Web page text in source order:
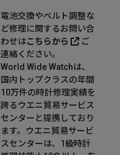
電池交換やベルト調整な
ど修理に関するお問い合
わせはこちらから
ご
連絡ください。
World Wide Watchは、
国内トップクラスの年間
10万件の時計修理実績を
誇るウエニ貿易サービス
センターと提携しており
ます。ウエニ貿易サービ
スセンターは、1級時計